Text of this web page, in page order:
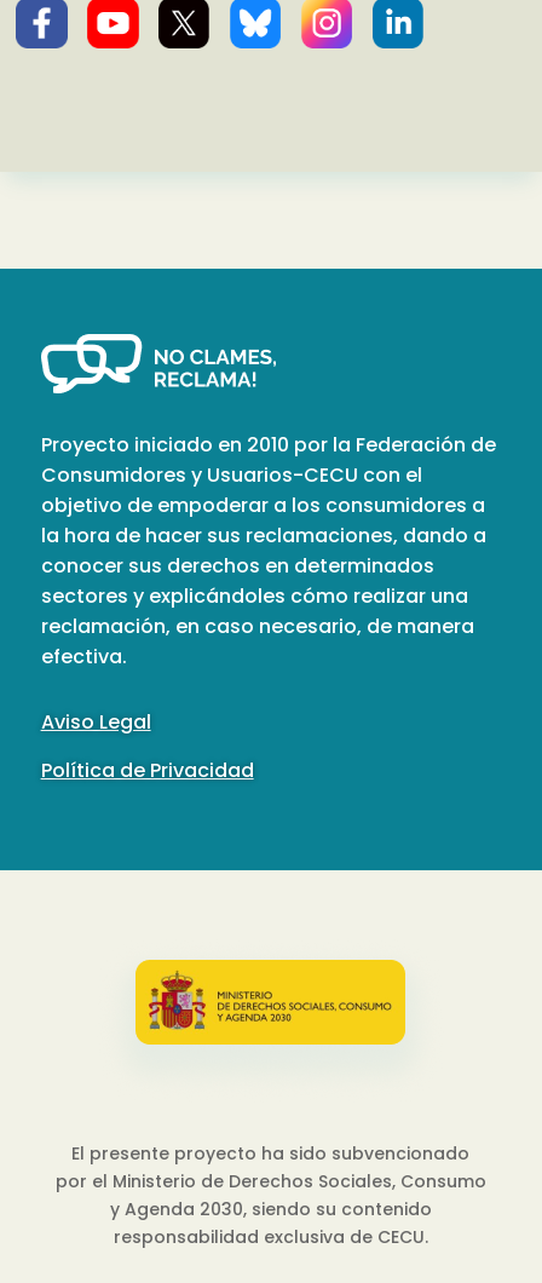
Proyecto iniciado en 2010 por la Federación de
Consumidores y Usuarios-CECU con el
objetivo de empoderar a los consumidores a
la hora de hacer sus reclamaciones, dando a
conocer sus derechos en determinados
sectores y explicándoles cómo realizar una
reclamación, en caso necesario, de manera
efectiva.
Aviso Legal
Política de Privacidad
El presente proyecto ha sido subvencionado
por el Ministerio de Derechos Sociales, Consumo
y Agenda 2030, siendo su contenido
responsabilidad exclusiva de CECU.